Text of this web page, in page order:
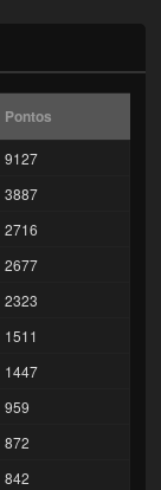
Pontos
9127
3887
2716
2677
2323
1511
1447
959
872
842